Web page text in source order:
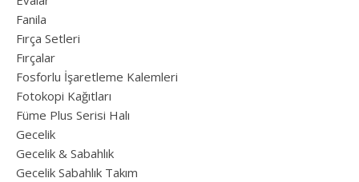
Fanila
Fırça Setleri
Fırçalar
Fosforlu İşaretleme Kalemleri
Fotokopi Kağıtları
Füme Plus Serisi Halı
Gecelik
Gecelik & Sabahlık
Gecelik Sabahlık Takım